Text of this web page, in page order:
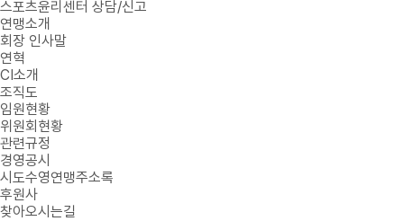
스포츠윤리센터 상담/신고
연맹소개
회장 인사말
연혁
CI소개
조직도
임원현황
위원회현황
관련규정
경영공시
시도수영연맹주소록
후원사
찾아오시는길